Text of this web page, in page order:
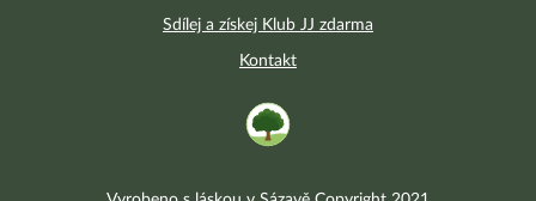
Sdílej a získej Klub JJ zdarma
Kontakt